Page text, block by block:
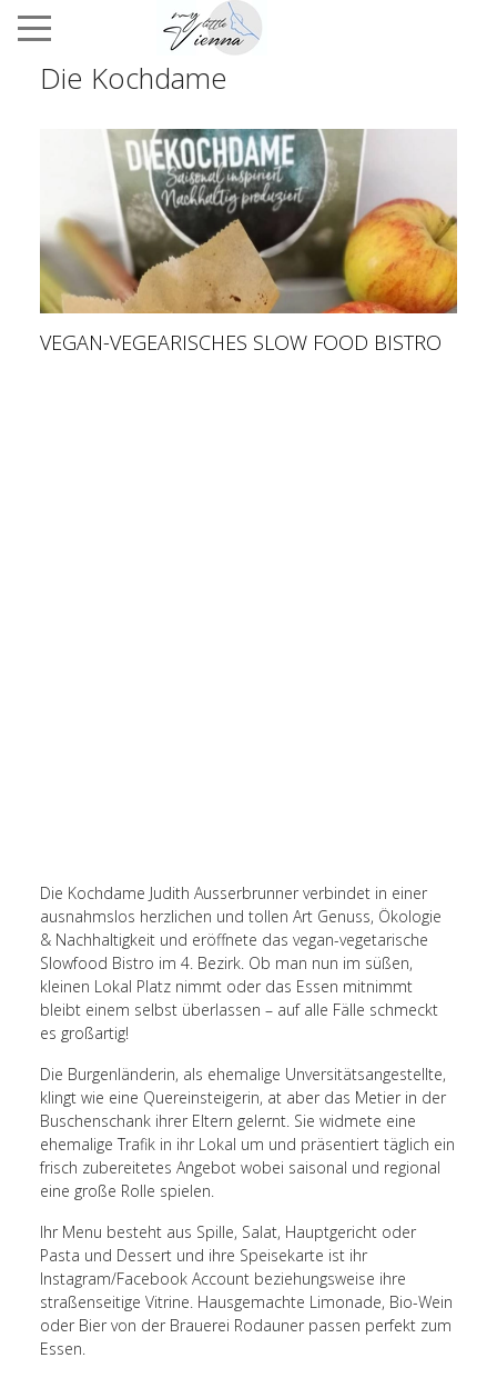
Die Kochdame
VEGAN-VEGEARISCHES SLOW FOOD BISTRO
Die Kochdame Judith Ausserbrunner verbindet in einer
ausnahmslos herzlichen und tollen Art Genuss, Ökologie
& Nachhaltigkeit und eröffnete das vegan-vegetarische
Slowfood Bistro im 4. Bezirk. Ob man nun im süßen,
kleinen Lokal Platz nimmt oder das Essen mitnimmt
bleibt einem selbst überlassen – auf alle Fälle schmeckt
es großartig!
Die Burgenländerin, als ehemalige Unversitätsangestellte,
klingt wie eine Quereinsteigerin, at aber das Metier in der
Buschenschank ihrer Eltern gelernt. Sie widmete eine
ehemalige Trafik in ihr Lokal um und präsentiert täglich ein
frisch zubereitetes Angebot wobei saisonal und regional
eine große Rolle spielen.
Ihr Menu besteht aus Spille, Salat, Hauptgericht oder
Pasta und Dessert und ihre Speisekarte ist ihr
Instagram/Facebook Account beziehungsweise ihre
straßenseitige Vitrine. Hausgemachte Limonade, Bio-Wein
oder Bier von der Brauerei Rodauner passen perfekt zum
Essen.